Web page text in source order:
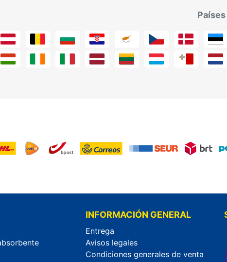
INFORMACIÓN GENERAL
Entrega
Avisos legales
Condiciones generales de venta